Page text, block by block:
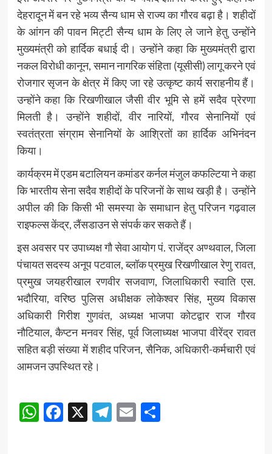
देहरादून में बन रहे भव्य सैन्य धाम से राज्य का गौरव बढ़ा है। शहीदों
के आंगन की पावन मिट्टी सैन्य धाम के लिए ले जाने हेतु उन्होंने
मुख्यमंत्री को हार्दिक बधाई दी। उन्होंने कहा कि मुख्यमंत्री द्वारा
नकल विरोधी कानून, समान नागरिक संहिता (यूसीसी) लागू करने एवं
रोजगार सृजन के क्षेत्र में किए जा रहे उत्कृष्ट कार्य सराहनीय हैं।
उन्होंने कहा कि रिखणीखाल जैसी वीर भूमि से हमें सदैव प्रेरणा
मिलती है। उन्होंने शहीदों, वीर नारियों, गौरव सेनानियों एवं
स्वतंत्रता संग्राम सेनानियों के आश्रितों का हार्दिक अभिनंदन
किया।
कार्यक्रम में एडम बटालियन कमांडर कर्नल मंजुल कफल्टिया ने कहा
कि भारतीय सेना सदैव शहीदों के परिजनों के साथ खड़ी है। उन्होंने
अपील की कि किसी भी समस्या के समाधान हेतु परिजन गढ़वाल
राइफल्स केंद्र, लैंसडाउन से संपर्क कर सकते हैं।
इस अवसर पर उपाध्यक्ष गौ सेवा आयोग पं. राजेंद्र अण्थवाल, जिला
पंचायत सदस्य अनूप पटवाल, ब्लॉक प्रमुख रिखणीखाल रेणु रावत,
प्रमुख जयहरीखाल रणवीर सजवाण, जिलाधिकारी स्वाति एस.
भदौरिया, वरिष्ठ पुलिस अधीक्षक लोकेश्वर सिंह, मुख्य विकास
अधिकारी गिरीश गुणवंत, अध्यक्ष भाजपा कोटद्वार राज गौरव
नौटियाल, कैप्टन मनवर सिंह, पूर्व जिलाध्यक्ष भाजपा वीरेंद्र रावत
सहित बड़ी संख्या में शहीद परिजन, सैनिक, अधिकारी-कर्मचारी एवं
आमजन उपस्थित रहे।
Post
navigation
WhatsApp
Facebook
X Telegram
EmailShare